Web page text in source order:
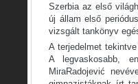
Szerbia az első
új állam első
vizsgált tankönyv
A terjedelmet
A legvaskosabb,
MiraRadojević